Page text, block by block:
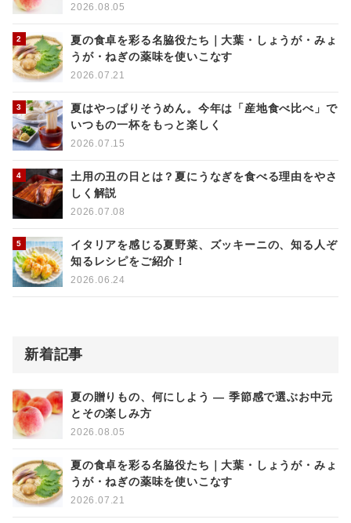
2026.08.05
夏の食卓を彩る名脇役たち｜大葉・しょうが・みょ
うが・ねぎの薬味を使いこなす
2026.07.21
夏はやっぱりそうめん。今年は「産地食べ比べ」で
いつもの一杯をもっと楽しく
2026.07.15
土用の丑の日とは？夏にうなぎを食べる理由をやさ
しく解説
2026.07.08
イタリアを感じる夏野菜、ズッキーニの、知る人ぞ
知るレシピをご紹介！
2026.06.24
新着記事
夏の贈りもの、何にしよう ― 季節感で選ぶお中元
とその楽しみ方
2026.08.05
夏の食卓を彩る名脇役たち｜大葉・しょうが・みょ
うが・ねぎの薬味を使いこなす
2026.07.21